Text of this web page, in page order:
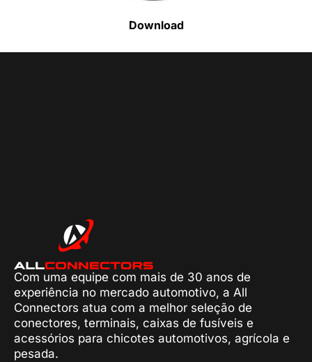
Download
Com uma equipe com mais de 30 anos de
experiência no mercado automotivo, a All
Connectors atua com a melhor seleção de
conectores, terminais, caixas de fusíveis e
acessórios para chicotes automotivos, agrícola e
pesada.